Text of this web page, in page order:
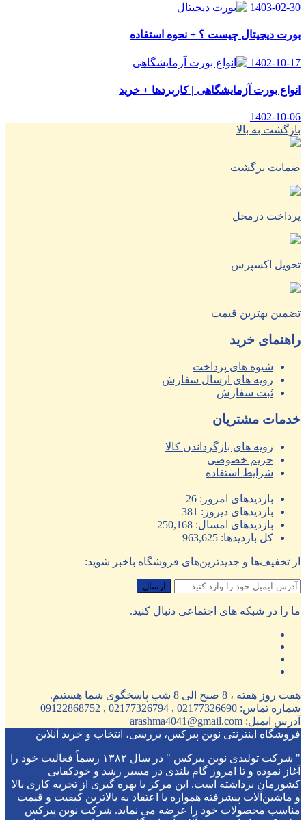
1403-02-30
بورت دیجیتال چیست ؟ + نحوه استفاده
1402-10-17
انواع بورت آزمایشگاهی | کاربردها + خرید
1402-10-06
بازگشت به بالا
ضمانت برگشت
پرداخت درمحل
تحویل اکسپرس
تضمین بهترین قیمت
راهنمای خرید
شیوه های پرداخت
رویه های ارسال سفارش
ثبت سفارش
خدمات مشتریان
رویه های بازگرداندن کالا
حریم خصوصی
شرایط استفاده
بازدیدهای امروز: 26
بازدیدهای دیروز: 381
بازدیدهای امسال: 250,168
کل بازدیدها: 963,625
از تخفیف‌ها و جدیدترین‌های فروشگاه باخبر شوید:
ما را در شبکه های اجتماعی دنبال کنید.
هفت روز هفته ، 8 صبح الی 8 شب پاسخگوی شما هستیم.
شماره تماس: 02177326690 , 02177326794 , 09122868752
آدرس ایمیل: arashma4041@gmail.com
فروشگاه اینترنتی نوین پیرکس، بررسی، انتخاب و خرید آنلاین
" شرکت تولیدی نوین پیرکس " در سال ۱۳۸۲ رسماً فعالیت خود را
آغاز نموده و تا امروز گام بلندی در مسیر رشد و خودکفایی
کشورمان برداشته است. این مرکز با بهره گیری از تجربه کاری بالا
و ماشین‌آلات پیشرفته همواره با اعتقاد به بالاترین کیفیت و قیمت
مناسب محصولات خود را عرضه می نماید. شرکت نوین پیرکس